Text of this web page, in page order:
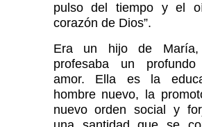
pulso del tiempo y el
corazón de Dios”.
Era un hijo de
profesaba un
amor. Ella es la
hombre nuevo, la
nuevo orden social y